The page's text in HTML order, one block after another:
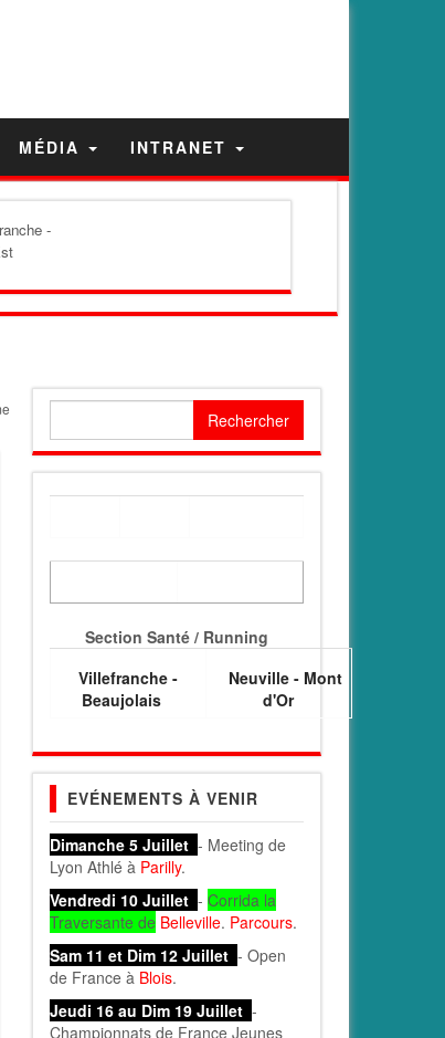
MÉDIA INTRANET
-
Section Santé / Running
Villefranche -
Beaujolais
Neuville - Mont
d'Or
EVÉNEMENTS À VENIR
Dimanche 5 Juillet - Meeting de
Lyon Athlé à Parilly.
Vendredi 10 Juillet - Corrida la
Traversante de Belleville. Parcours.
Sam 11 et Dim 12 Juillet - Open
de France à Blois.
Jeudi 16 au Dim 19 Juillet -
Championnats de France Jeunes